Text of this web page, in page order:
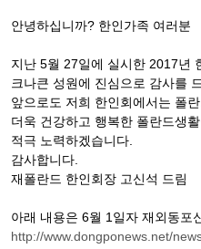
안녕하십니까? 한인가족 여러분
지난 5월 27일에 실시한 2017년
크나큰 성원에 진심으로 감사를
앞으로도 저희 한인회에서는 폴
더욱 건강하고 행복한 폴란드생
적극 노력하겠습니다.
감사합니다.
재폴란드 한인회장 고신석 드림
아래 내용은 6월 1일자 재외동포
http://www.dongponews.net/